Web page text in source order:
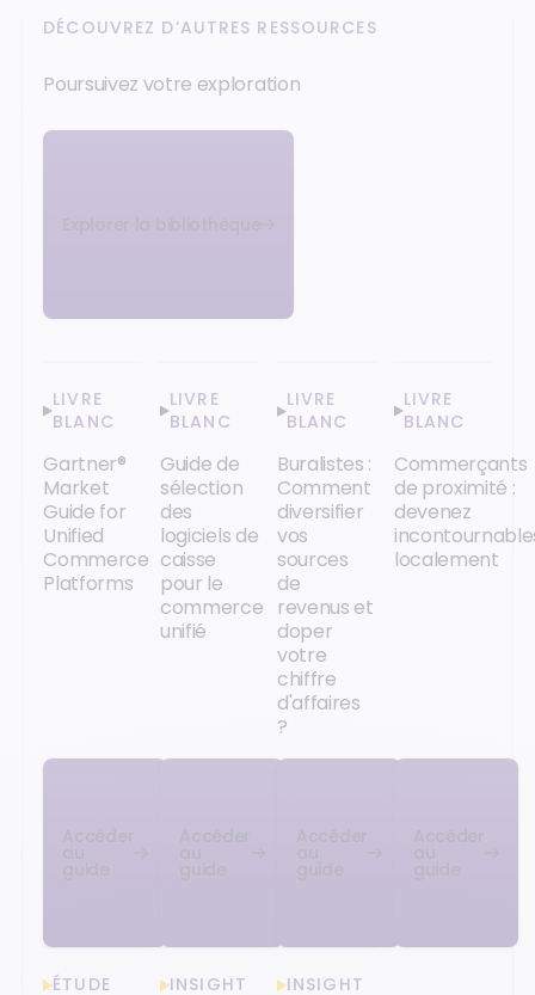
DÉCOUVREZ D’AUTRES RESSOURCES
Poursuivez votre exploration
Explorer la bibliothèque
LIVRE
BLANC
Gartner®
Market
Guide for
Unified
Commerce
Platforms
Accéder
au
guide
LIVRE
BLANC
Guide de
sélection
des
logiciels de
caisse
pour le
commerce
unifié
Accéder
au
guide
LIVRE
BLANC
Buralistes :
Comment
diversifier
vos
sources
de
revenus et
doper
votre
chiffre
d'affaires
?
Accéder
au
guide
LIVRE
BLANC
Commerçants
de proximité :
devenez
localement
Accéder
au
guide
ÉTUDE INSIGHT INSIGHT